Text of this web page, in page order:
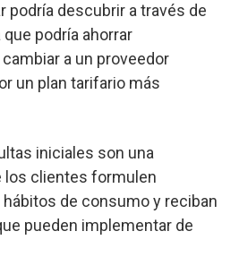
podría descubrir a través de
podría ahorrar
a un proveedor
un plan tarifario más
iniciales son una
los clientes formulen
de consumo y reciban
pueden implementar de